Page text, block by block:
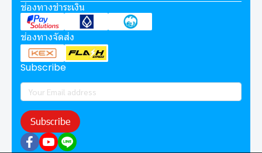
ช่องทางชำระเงิน
ช่องทางจัดส่ง
Subscribe
Subscribe